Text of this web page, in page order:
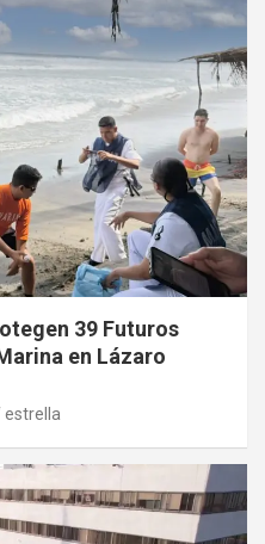
39 Futuros
en Lázaro
estrella